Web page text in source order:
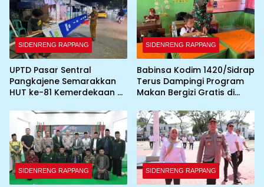
SIDENRENG RAPPANG
UPTD Pasar Sentral
Pangkajene Semarakkan
HUT ke-81 Kemerdekaan RI
Umbul-Umbul dan
Dekorasi Merah Putih
SIDENRENG RAPPANG
Babinsa Kodim 1420/Sidrap
Terus Dampingi Program
Makan Bergizi Gratis di
SIDENRENG RAPPANG SIDENRENG RAPPANG